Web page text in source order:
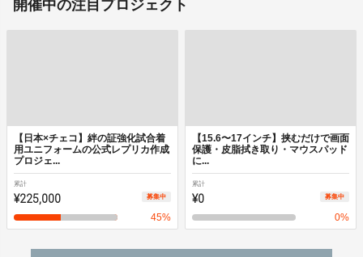
開催中の注目プロジェクト
【日本×チェコ】絆の証強化試合着
用ユニフォームの公式レプリカ作成
プロジェ...
累計
¥225,000 募集中
45%
【15.6〜17インチ】挟むだけで画面
保護・皮脂拭き取り・マウスパッド
に...
累計
¥0 募集中
0%